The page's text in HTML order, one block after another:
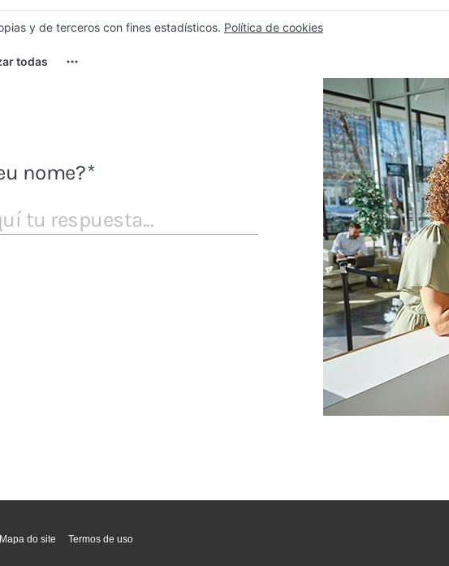
Mapa do site Termos de uso